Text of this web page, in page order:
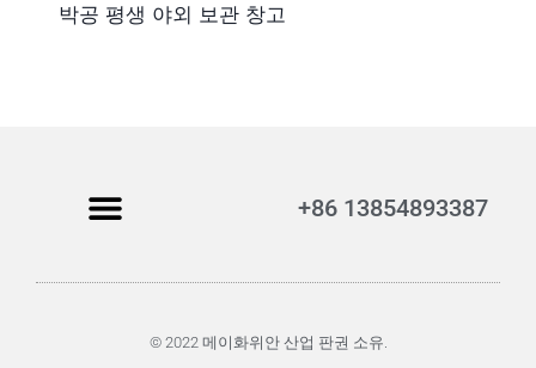
박공 평생 야외 보관 창고
+86 13854893387
© 2022 메이화위안 산업 판권 소유.